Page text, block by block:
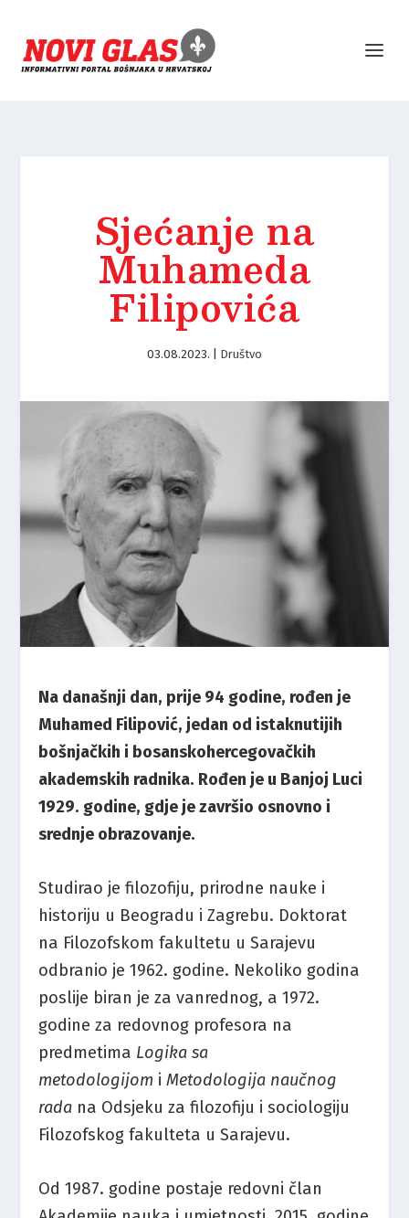
Sjećanje na
Muhameda
Filipovića
03.08.2023. Društvo
Na današnji dan, prije 94 godine, rođen je
Muhamed Filipović, jedan od istaknutijih
bošnjačkih i bosanskohercegovačkih
akademskih radnika. Rođen je u Banjoj Luci
1929. godine, gdje je završio osnovno i
srednje obrazovanje.
Studirao je filozofiju, prirodne nauke i
historiju u Beogradu i Zagrebu. Doktorat
na Filozofskom fakultetu u Sarajevu
odbranio je 1962. godine. Nekoliko godina
poslije biran je za vanrednog, a 1972.
godine za redovnog profesora na
predmetima Logika sa
metodologijom iMetodologija naučnog
rada na Odsjeku za filozofiju i sociologiju
Filozofskog fakulteta u Sarajevu.
Od 1987. godine postaje redovni član